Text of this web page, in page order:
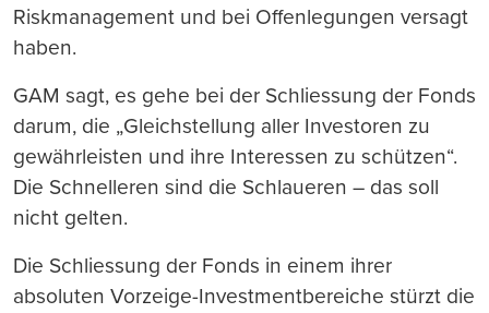
Riskmanagement und bei Offenlegungen versagt
haben.
GAM sagt, es gehe bei der Schliessung der Fonds
darum, die „Gleichstellung aller Investoren zu
gewährleisten und ihre Interessen zu schützen“.
Die Schnelleren sind die Schlaueren – das soll
nicht gelten.
Die Schliessung der Fonds in einem ihrer
absoluten Vorzeige-Investmentbereiche stürzt die